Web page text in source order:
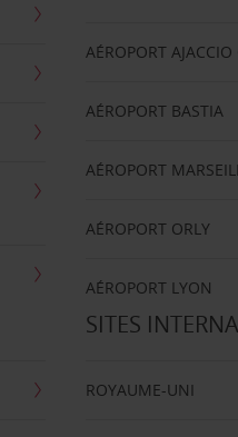
AÉROPORT AJACCIO
AÉROPORT BASTIA
AÉROPORT
AÉROPORT ORLY
AÉROPORT LYON
SITES
ROYAUME-UNI